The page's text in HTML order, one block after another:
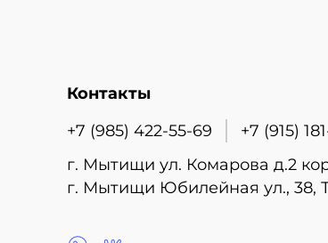
Контакты
+7 (985) 422-55-69
+7 (915)
г. Мытищи ул. Комарова д.2
г. Мытищи Юбилейная ул.,